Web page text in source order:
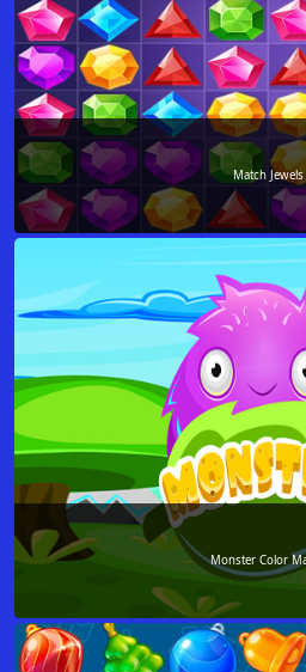
Match Jewels
Monster Color